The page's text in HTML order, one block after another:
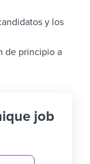
y los
de principio a
job